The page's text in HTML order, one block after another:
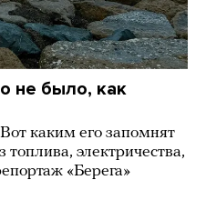
не было, как
каким его запомнят
электричества,
«Берега»